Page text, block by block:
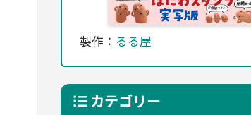
製作： るる屋
カテゴリー